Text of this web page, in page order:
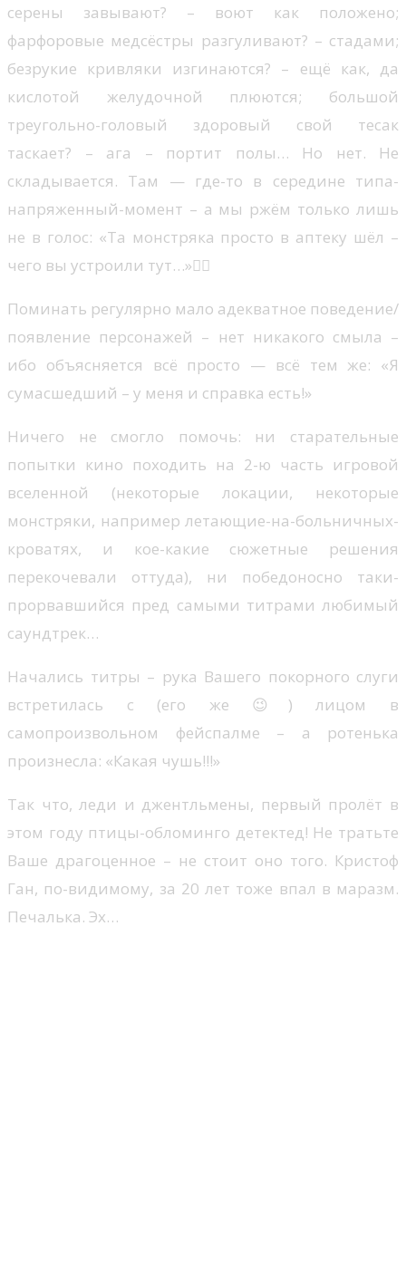
серены завывают? – воют как положено;
фарфоровые медсёстры разгуливают? – стадами;
безрукие кривляки изгинаются? – ещё как, да
кислотой желудочной плюются; большой
треугольно-головый здоровый свой тесак
таскает? – ага – портит полы… Но нет. Не
складывается. Там — где-то в середине типа-
напряженный-момент – а мы ржём только лишь
не в голос: «Та монстряка просто в аптеку шёл –
чего вы устроили тут…»🤷‍♂️
Поминать регулярно мало адекватное поведение/
появление персонажей – нет никакого смыла –
ибо объясняется всё просто — всё тем же: «Я
сумасшедший – у меня и справка есть!»
Ничего не смогло помочь: ни старательные
попытки кино походить на 2-ю часть игровой
вселенной (некоторые локации, некоторые
монстряки, например летающие-на-больничных-
кроватях, и кое-какие сюжетные решения
перекочевали оттуда), ни победоносно таки-
прорвавшийся пред самыми титрами любимый
саундтрек…
Начались титры – рука Вашего покорного слуги
встретилась с (его же 😉) лицом в
самопроизвольном фейспалме – а ротенька
произнесла: «Какая чушь!!!»
Так что, леди и джентльмены, первый пролёт в
этом году птицы-обломинго детектед! Не тратьте
Ваше драгоценное – не стоит оно того. Кристоф
Ган, по-видимому, за 20 лет тоже впал в маразм.
Печалька. Эх…